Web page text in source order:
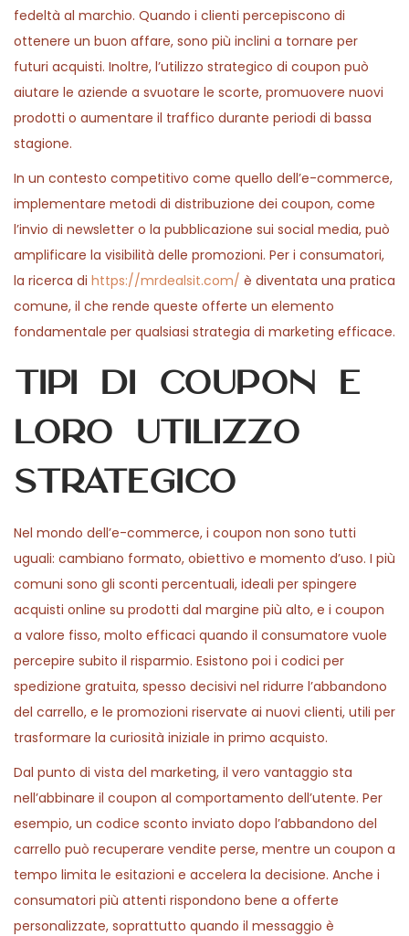
fedeltà al marchio. Quando i clienti percepiscono di
ottenere un buon affare, sono più inclini a tornare per
futuri acquisti. Inoltre, l’utilizzo strategico di coupon può
aiutare le aziende a svuotare le scorte, promuovere nuovi
prodotti o aumentare il traffico durante periodi di bassa
stagione.
In un contesto competitivo come quello dell’e-commerce,
implementare metodi di distribuzione dei coupon, come
l’invio di newsletter o la pubblicazione sui social media, può
amplificare la visibilità delle promozioni. Per i consumatori,
la ricerca di https://mrdealsit.com/ è diventata una pratica
comune, il che rende queste offerte un elemento
fondamentale per qualsiasi strategia di marketing efficace.
Tipi di coupon e
loro utilizzo
strategico
Nel mondo dell’e-commerce, i coupon non sono tutti
uguali: cambiano formato, obiettivo e momento d’uso. I più
comuni sono gli sconti percentuali, ideali per spingere
acquisti online su prodotti dal margine più alto, e i coupon
a valore fisso, molto efficaci quando il consumatore vuole
percepire subito il risparmio. Esistono poi i codici per
spedizione gratuita, spesso decisivi nel ridurre l’abbandono
del carrello, e le promozioni riservate ai nuovi clienti, utili per
trasformare la curiosità iniziale in primo acquisto.
Dal punto di vista del marketing, il vero vantaggio sta
nell’abbinare il coupon al comportamento dell’utente. Per
esempio, un codice sconto inviato dopo l’abbandono del
carrello può recuperare vendite perse, mentre un coupon a
tempo limita le esitazioni e accelera la decisione. Anche i
consumatori più attenti rispondono bene a offerte
personalizzate, soprattutto quando il messaggio è